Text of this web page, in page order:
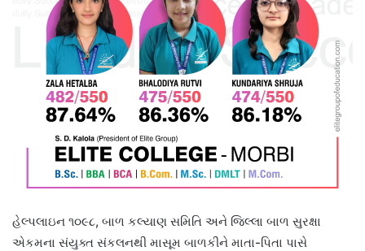
હેલ્પલાઇન ૧૦૯૮, બાળ કલ્યાણ સમિતિ અને જિલ્લા બાળ સુરક્ષા
એકમના સંયુક્ત સંકલનથી માસૂમ બાળકીને માતા-પિતા પાસે